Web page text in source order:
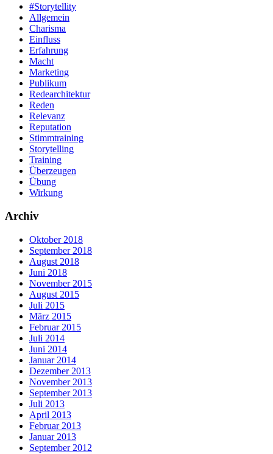
#Storytellity
Allgemein
Charisma
Einfluss
Erfahrung
Macht
Marketing
Publikum
Redearchitektur
Reden
Relevanz
Reputation
Stimmtraining
Storytelling
Training
Überzeugen
Übung
Wirkung
Archiv
Oktober 2018
September 2018
August 2018
Juni 2018
November 2015
August 2015
Juli 2015
März 2015
Februar 2015
Juli 2014
Juni 2014
Januar 2014
Dezember 2013
November 2013
September 2013
Juli 2013
April 2013
Februar 2013
Januar 2013
September 2012